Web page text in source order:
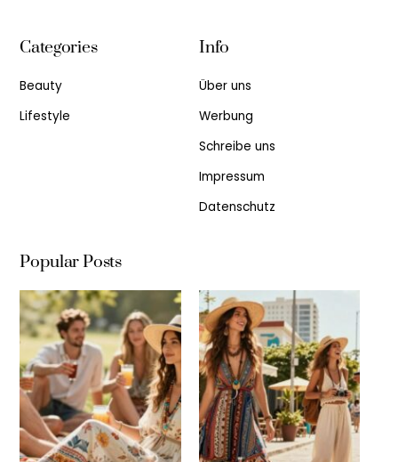
Categories
Beauty
Lifestyle
Info
Über uns
Werbung
Schreibe uns
Impressum
Datenschutz
Popular Posts